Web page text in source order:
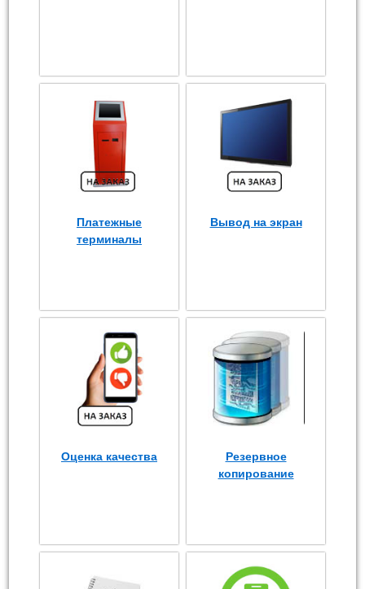
Платежные
терминалы
Вывод на экран
Оценка качества
Резервное
копирование